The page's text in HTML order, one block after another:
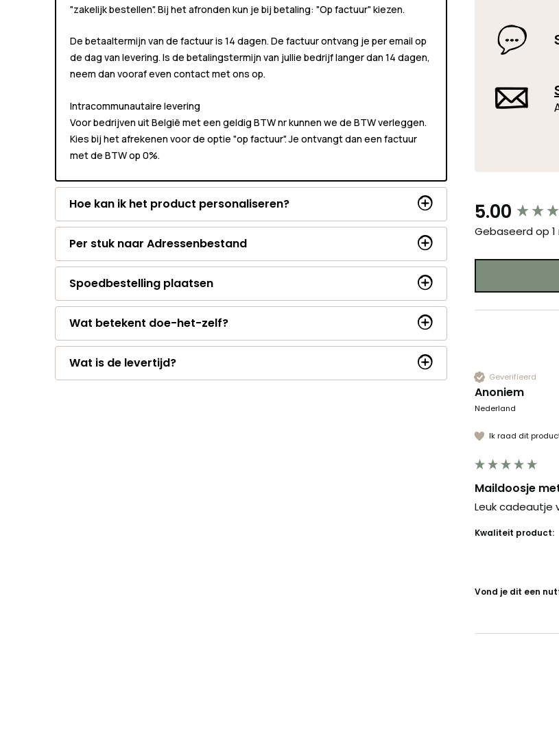
"zakelijk bestellen". Bij het afronden kun je bij betaling: "Op factuur" kiezen.
De betaaltermijn van de factuur is 14 dagen. De factuur ontvang je per email op
de dag van levering. Is de betalingstermijn van jullie bedrijf langer dan 14 dagen,
neem dan vooraf even contact met ons op.
Intracommunautaire levering
Voor bedrijven uit België met een geldig BTW nr kunnen we de BTW verleggen.
Kies bij het afrekenen voor de optie "op factuur". Je ontvangt dan een factuur
met de BTW op 0%.
Hoe kan ik het product personaliseren?
Per stuk naar Adressenbestand
Spoedbestelling plaatsen
Wat betekent doe-het-zelf?
Wat is de levertijd?
5.00
Gebaseerd op 1
Geverifieerd
Anoniem
Nederland
Ik raad dit
Maildoosje
Leuk cadeautje
Kwaliteit product:
Vond je dit een
New content